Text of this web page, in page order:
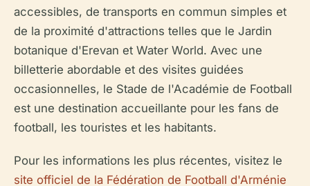
accessibles, de transports en commun simples et
de la proximité d'attractions telles que le Jardin
botanique d'Erevan et Water World. Avec une
billetterie abordable et des visites guidées
occasionnelles, le Stade de l'Académie de Football
est une destination accueillante pour les fans de
football, les touristes et les habitants.
Pour les informations les plus récentes, visitez le
site officiel de la Fédération de Football d'Arménie